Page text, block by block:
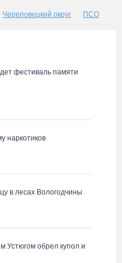
Череповецкий округ ПСО
фестиваль памяти
наркотиков
в лесах Вологодчины
Устюгом обрел купол и